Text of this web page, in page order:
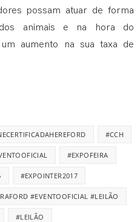
possam atuar de forma
animais e na hora do
aumento na sua taxa de
#CCH
#EXPOFEIRA
#EXPOINTER2017
#EVENTOOFICIAL #LEILÃO
#LEILÃO